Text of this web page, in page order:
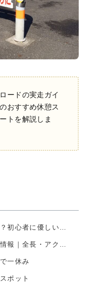
ードの実走ガイ
おすすめ休憩ス
トを解説しま
一休み
ポット